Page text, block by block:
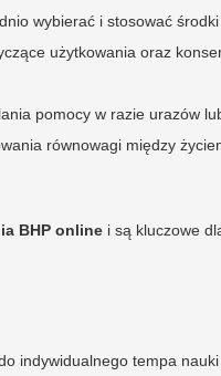
wybierać i stosować
użytkowania oraz
pomocy w razie urazów
równowagi między
BHP online i są kluczowe
indywidualnego tempa